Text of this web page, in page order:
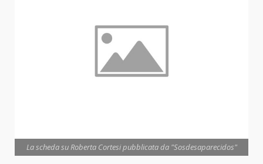
La scheda su Roberta Cortesi pubblicata da "Sosdesaparecidos"